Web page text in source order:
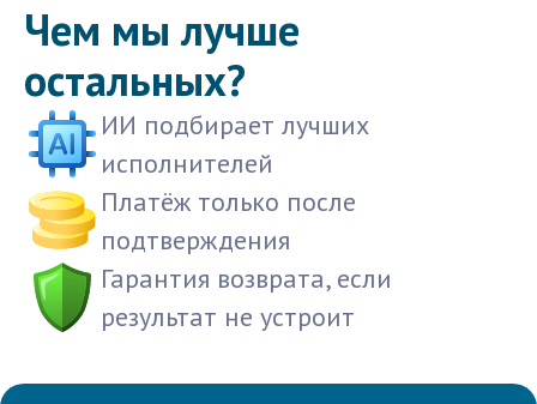
Чем мы лучше
остальных?
ИИ подбирает лучших
исполнителей
Платёж только после
подтверждения
Гарантия возврата, если
результат не устроит